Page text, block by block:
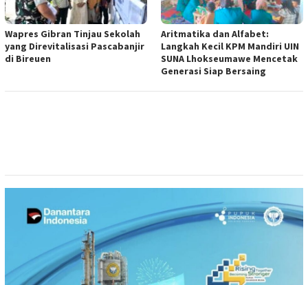
Wapres Gibran Tinjau Sekolah
yang Direvitalisasi Pascabanjir
di Bireuen
Aritmatika dan Alfabet:
Langkah Kecil KPM Mandiri UIN
SUNA Lhokseumawe Mencetak
Generasi Siap Bersaing